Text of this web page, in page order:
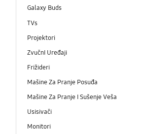
Galaxy Buds
TVs
Projektori
ZvučnI Uređaji
Frižideri
Mašine Za Pranje Posuđa
Mašine Za Pranje I Sušenje Veša
Usisivači
Monitori